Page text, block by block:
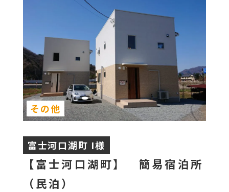
富士河口湖町 I様
【富士河口湖町】 簡易宿泊所
（民泊）
その他